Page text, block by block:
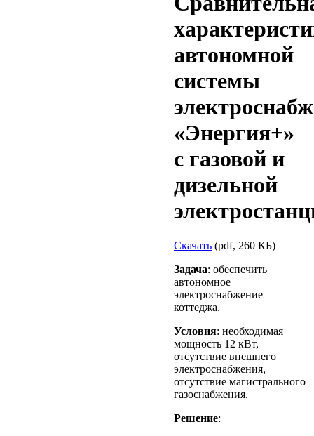
автономной
системы
«Энергия+»
с газовой и
дизельной
Скачать (pdf, 260 КБ)
Задача: обеспечить
автономное
электроснабжение
коттеджа.
Условия: необходимая
мощность 12 кВт,
отсутствие внешнего
электроснабжения,
отсутствие магистрального
газоснабжения.
Решение: